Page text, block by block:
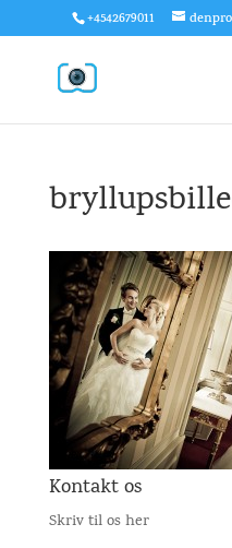
+4542679011
Kontakt os
Skriv til os her